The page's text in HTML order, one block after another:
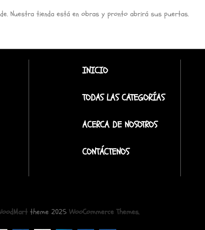
Nuestra tienda está en obras y pronto abrirá sus puertas.
INICIO
TODAS LAS CATEGORÍAS
ACERCA DE NOSOTROS
CONTÁCTENOS
theme 2025 WooCommerce Themes.